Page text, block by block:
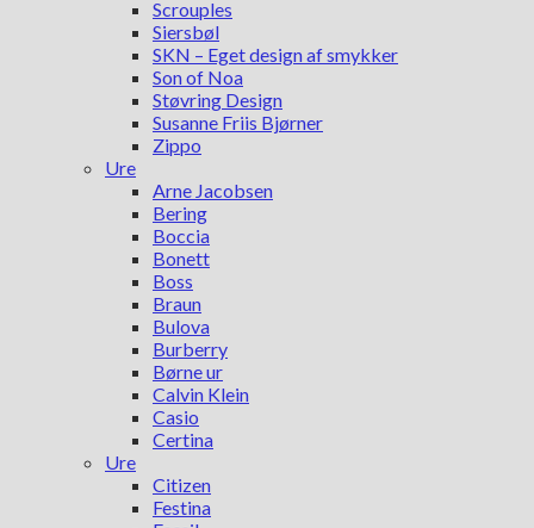
Scrouples
Siersbøl
SKN – Eget design af smykker
Son of Noa
Støvring Design
Susanne Friis Bjørner
Zippo
Ure
Arne Jacobsen
Bering
Boccia
Bonett
Boss
Braun
Bulova
Burberry
Børne ur
Calvin Klein
Casio
Certina
Ure
Citizen
Festina